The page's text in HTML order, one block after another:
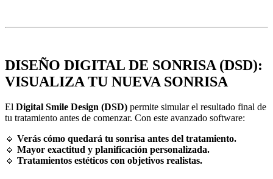
DISEÑO DIGITAL DE SONRISA (DSD):
VISUALIZA TU NUEVA SONRISA
El Digital Smile Design (DSD) permite simular el resultado final de
tu tratamiento antes de comenzar. Con este avanzado software:
🔹 Verás cómo quedará tu sonrisa antes del tratamiento.
🔹 Mayor exactitud y planificación personalizada.
🔹 Tratamientos estéticos con objetivos realistas.